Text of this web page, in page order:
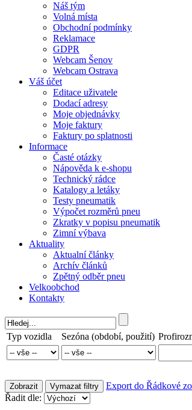
Náš tým
Volná místa
Obchodní podmínky
Reklamace
GDPR
Webcam Šenov
Webcam Ostrava
Váš účet
Editace uživatele
Dodací adresy
Moje objednávky
Moje faktury
Faktury po splatnosti
Informace
Časté otázky
Nápověda k e-shopu
Technický rádce
Katalogy a letáky
Testy pneumatik
Výpočet rozměrů pneu
Zkratky v popisu pneumatik
Zimní výbava
Aktuality
Aktualní články
Archív článků
Zpětný odběr pneu
Velkoobchod
Kontakty
Typ vozidla Sezóna (období, použití)
Zobrazit Vymazat filtry Export do Řádkové
Řadit dle: